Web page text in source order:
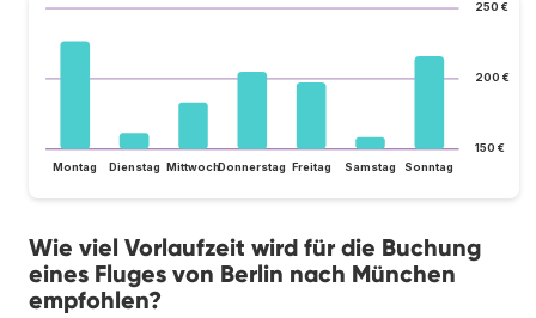
150 €
200 €
250 €
Montag Dienstag MittwochDonnerstag Freitag Samstag Sonntag
Wie viel Vorlaufzeit wird für die Buchung
eines Fluges von Berlin nach München
empfohlen?